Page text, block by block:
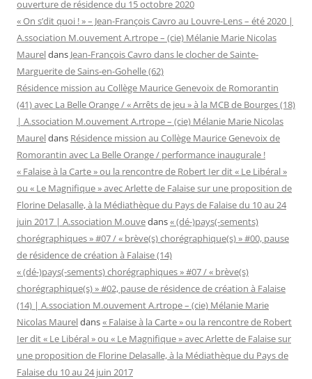
ouverture de résidence du 15 octobre 2020
« On s’dit quoi ! » – Jean-François Cavro au Louvre-Lens – été 2020 |
A.ssociation M.ouvement A.rtrope – (cie) Mélanie Marie Nicolas
Maureldans Jean-François Cavro dans le clocher de Sainte-
Marguerite de Sains-en-Gohelle (62)
Résidence mission au Collège Maurice Genevoix de Romorantin
(41) avec La Belle Orange / « Arrêts de jeu » à la MCB de Bourges (18)
| A.ssociation M.ouvement A.rtrope – (cie) Mélanie Marie Nicolas
Maureldans Résidence mission au Collège Maurice Genevoix de
Romorantin avec La Belle Orange / performance inaugurale !
« Falaise à la Carte » ou la rencontre de Robert Ier dit « Le Libéral »
ou « Le Magnifique » avec Arlette de Falaise sur une proposition de
Florine Delasalle, à la Médiathèque du Pays de Falaise du 10 au 24
juin 2017 | A.ssociation M.ouvedans« (dé-)pays(-sements)
chorégraphiques » #07 / « brève(s) chorégraphique(s) » #00, pause
de résidence de création à Falaise (14)
« (dé-)pays(-sements) chorégraphiques » #07 / « brève(s)
chorégraphique(s) » #02, pause de résidence de création à Falaise
(14) | A.ssociation M.ouvement A.rtrope – (cie) Mélanie Marie
Nicolas Maureldans« Falaise à la Carte » ou la rencontre de Robert
Ier dit « Le Libéral » ou « Le Magnifique » avec Arlette de Falaise sur
une proposition de Florine Delasalle, à la Médiathèque du Pays de
Falaise du 10 au 24 juin 2017